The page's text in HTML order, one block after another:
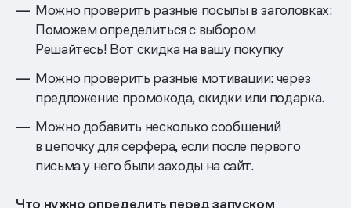
Можно проверить разные посылы в заголовках:
Поможем определиться с выбором
Решайтесь! Вот скидка на вашу покупку
Можно проверить разные мотивации: через
предложение промокода, скидки или подарка.
Можно добавить несколько сообщений
в цепочку для серфера, если после первого
письма у него были заходы на сайт.
Что нужно определить перед запуском